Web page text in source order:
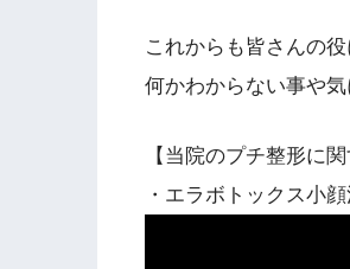
これからも皆さんの
何かわからない事や
【当院のプチ整形に
・エラボトックス小